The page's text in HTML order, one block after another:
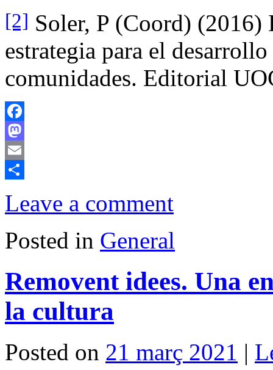
[2] Soler, P (Coord)
estrategia para el
comunidades. Editorial
Facebook
Mastodon
Email
Leave a comment
Posted in General
Removent idees. Una
la cultura
Posted on 21 març 2021 |